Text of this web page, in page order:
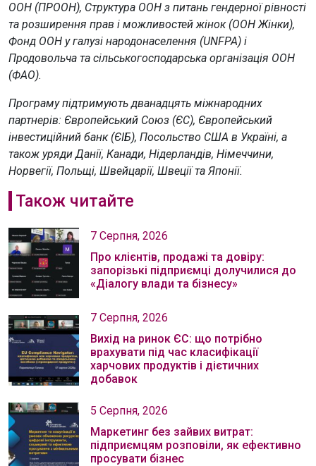
ООН (ПРООН), Структура ООН з питань гендерної рівності
та розширення прав і можливостей жінок (ООН Жінки),
Фонд ООН у галузі народонаселення (UNFPA) і
Продовольча та сільськогосподарська організація ООН
(ФАО).
Програму підтримують дванадцять міжнародних
партнерів: Європейський Союз (ЄС), Європейський
інвестиційний банк (ЄІБ), Посольство США в Україні, а
також уряди Данії, Канади, Нідерландів, Німеччини,
Норвегії, Польщі, Швейцарії, Швеції та Японії.
Також читайте
7 Серпня, 2026
Про клієнтів, продажі та довіру:
запорізькі підприємці долучилися до
«Діалогу влади та бізнесу»
7 Серпня, 2026
Вихід на ринок ЄС: що потрібно
врахувати під час класифікації
харчових продуктів і дієтичних
добавок
5 Серпня, 2026
Маркетинг без зайвих витрат:
підприємцям розповіли, як ефективно
просувати бізнес